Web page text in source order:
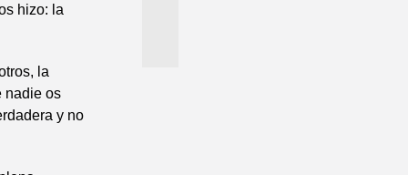
hizo: la
la
nadie os
y no